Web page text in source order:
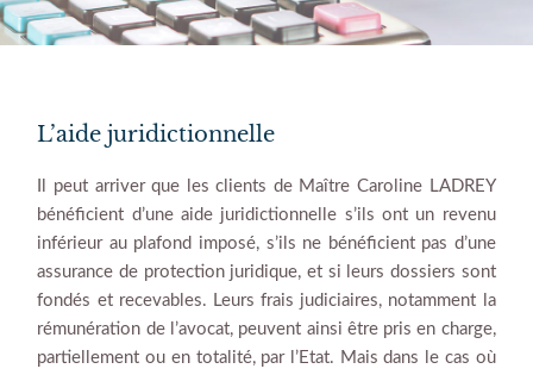
L’aide juridictionnelle
Il peut arriver que les clients de Maître Caroline LADREY
bénéficient d’une aide juridictionnelle s’ils ont un revenu
inférieur au plafond imposé, s’ils ne bénéficient pas d’une
assurance de protection juridique, et si leurs dossiers sont
fondés et recevables. Leurs frais judiciaires, notamment la
rémunération de l’avocat, peuvent ainsi être pris en charge,
partiellement ou en totalité, par l’Etat. Mais dans le cas où